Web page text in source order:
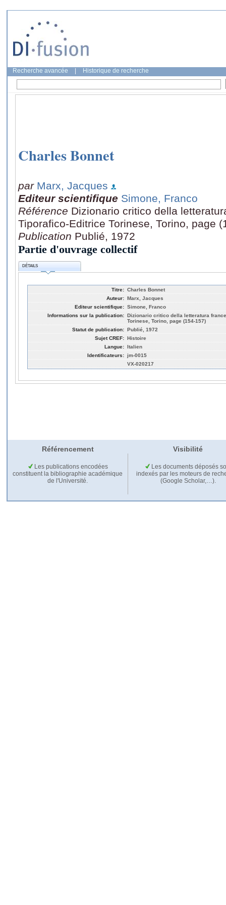
Recherche avancée Historique de recherche
Charles Bonnet
par Marx, Jacques
Editeur scientifique Simone, Franco
Référence Dizionario critico della
Tiporafico-Editrice Torinese, Torino, page
Publication Publié, 1972
Partie d'ouvrage collectif
DÉTAILS
Titre: Charles Bonnet
Auteur: Marx, Jacques
Editeur scientifique: Simone, Franco
Informations sur la publication: Dizionario critico della letteratura
Torinese, Torino, page (154-157)
Statut de publication: Publié, 1972
Sujet CREF: Histoire
Langue: Italien
Identificateurs: jm-0015
VX-020217
Référencement Visibilité
Les publications encodées
constituent la bibliographie académique
de l'Université.
Les documents déposés
indexés par les moteurs de
(Google Scholar,…).